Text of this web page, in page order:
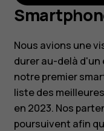
Nous avions une
durer au-delà d'un
notre premier
liste des
en 2023. Nos
poursuivent afin